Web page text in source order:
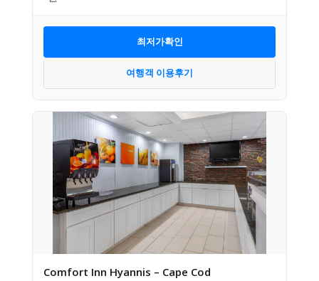
최저가확인
여행객 이용후기
Comfort Inn Hyannis – Cape Cod